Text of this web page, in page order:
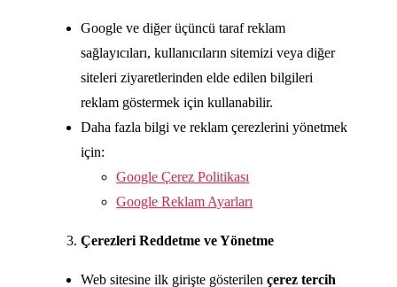
Google ve diğer üçüncü taraf reklam
sağlayıcıları, kullanıcıların sitemizi veya diğer
siteleri ziyaretlerinden elde edilen bilgileri
reklam göstermek için kullanabilir.
Daha fazla bilgi ve reklam çerezlerini yönetmek
için:
Google Çerez Politikası
Google Reklam Ayarları
Çerezleri Reddetme ve Yönetme
Web sitesine ilk girişte gösterilençerez tercih